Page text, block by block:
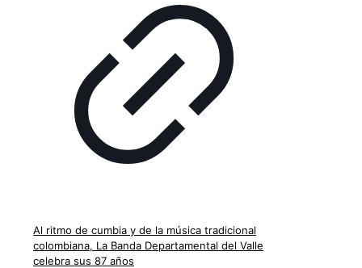
Al ritmo de cumbia y de la música tradicional
colombiana, La Banda Departamental del Valle
celebra sus 87 años